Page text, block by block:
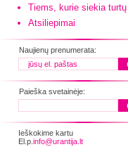
Tiems, kurie siekia turtų
Atsiliepimai
Naujienų prenumerata:
Paieška svetainėje:
Ieškokime kartu
El.p. info@urantija.lt